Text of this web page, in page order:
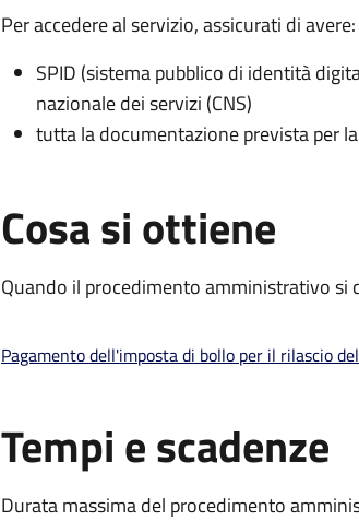
Per accedere al servizio, assicurati di avere:
SPID (sistema pubblico di identità
nazionale dei servizi (CNS)
tutta la documentazione prevista per
Cosa si ottiene
Quando il procedimento amministrativo
Pagamento dell'imposta di bollo per il rilascio
Tempi e scadenze
Durata massima del procedimento